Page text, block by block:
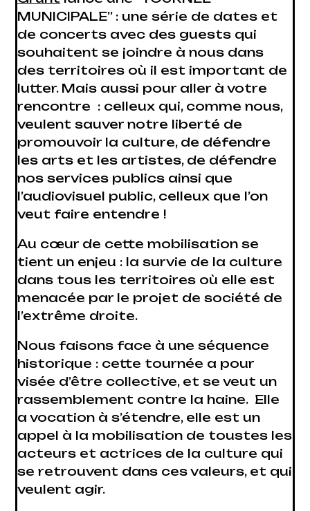
MUNICIPALE” : une série de dates et
de concerts avec des guests qui
souhaitent se joindre à nous dans
des territoires où il est important de
lutter. Mais aussi pour aller à votre
rencontre : celleux qui, comme nous,
veulent sauver notre liberté de
promouvoir la culture, de défendre
les arts et les artistes, de défendre
nos services publics ainsi que
l’audiovisuel public, celleux que l’on
veut faire entendre !
Au cœur de cette mobilisation se
tient un enjeu : la survie de la culture
dans tous les territoires où elle est
menacée par le projet de société de
l’extrême droite.
Nous faisons face à une séquence
historique : cette tournée a pour
visée d’être collective, et se veut un
rassemblement contre la haine. Elle
a vocation à s’étendre, elle est un
appel à la mobilisation de toustes les
acteurs et actrices de la culture qui
se retrouvent dans ces valeurs, et qui
veulent agir.